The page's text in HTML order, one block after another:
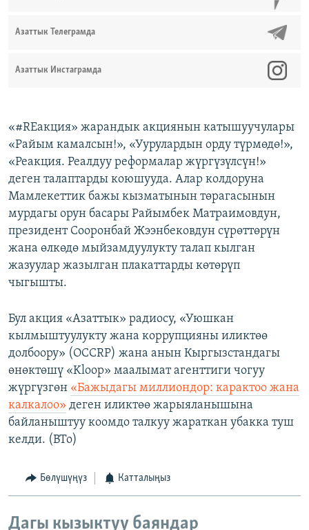
Азаттык Телеграмда
Азаттык Инстаграмда
«#REакция» жарандык акциянын катышуучулары
«Райым камалсын!», «Уурулардын орду түрмөдө!»,
«Реакция. Реалдуу реформалар жүргүзүлсүн!»
деген талаптарды коюшууда. Алар колдоруна
Мамлекеттик бажы кызматынын төрагасынын
мурдагы орун басары Райымбек Матраимовдун,
президент Сооронбай Жээнбековдун сүрөттөрүн
жана өлкөдө мыйзамдуулукту талап кылган
жазуулар жазылган плакаттарды көтөрүп
чыгышты.
Бул акция «Азаттык» радиосу, «Уюшкан
кылмыштуулукту жана коррупцияны иликтөө
долбоору» (OCCRP) жана анын Кыргызстандагы
өнөктөшү «Kloop» маалымат агенттиги чогуу
жүргүзгөн «Бажыдагы миллиондор: карактоо жана
калкалоо» деген иликтөө жарыяланышына
байланыштуу коомдо талкуу жараткан убакка туш
келди. (BTo)
Бөлүшүңүз Катталыңыз
Дагы кызыктуу баяндар